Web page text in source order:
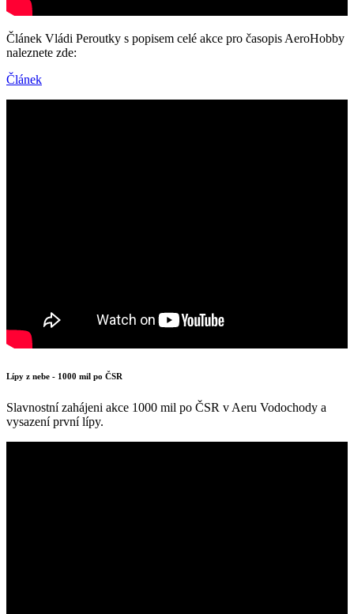
Článek Vládi Peroutky s popisem celé akce pro časopis AeroHobby
naleznete zde:
Článek
Lípy z nebe - 1000 mil po ČSR
Slavnostní zahájeni akce 1000 mil po ČSR v Aeru Vodochody a
vysazení první lípy.